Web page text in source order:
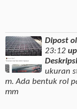
Dipost
23:12
ukuran
m. Ada bentuk rol
mm